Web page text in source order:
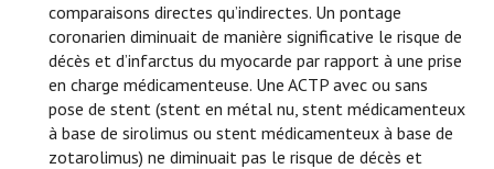
comparaisons directes qu’indirectes. Un pontage
coronarien diminuait de manière significative le risque de
décès et d’infarctus du myocarde par rapport à une prise
en charge médicamenteuse. Une ACTP avec ou sans
pose de stent (stent en métal nu, stent médicamenteux
à base de sirolimus ou stent médicamenteux à base de
zotarolimus) ne diminuait pas le risque de décès et